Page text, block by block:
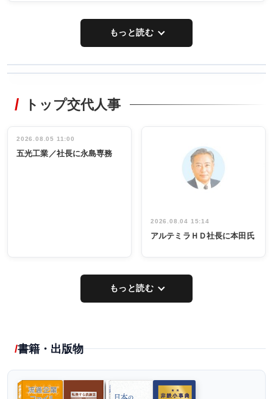
もっと読む
非鉄業界で
インタビュ
ー／社内ア
タックトレー
祝う 業界関
係者ら220人
出席
トップ交代人事
2026.08.05 11:00
五光工業／社長に永島専務
2026.08.04 15:14
アルテミラＨＤ社長に本田氏
もっと読む
書籍・出版物